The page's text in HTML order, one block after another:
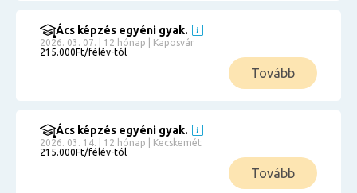
Ács képzés egyéni gyak.
2026. 03. 07. | 12 hónap | Kaposvár
215.000Ft/félév-tól
Tovább
Ács képzés egyéni gyak.
2026. 03. 14. | 12 hónap | Kecskemét
215.000Ft/félév-tól
Tovább